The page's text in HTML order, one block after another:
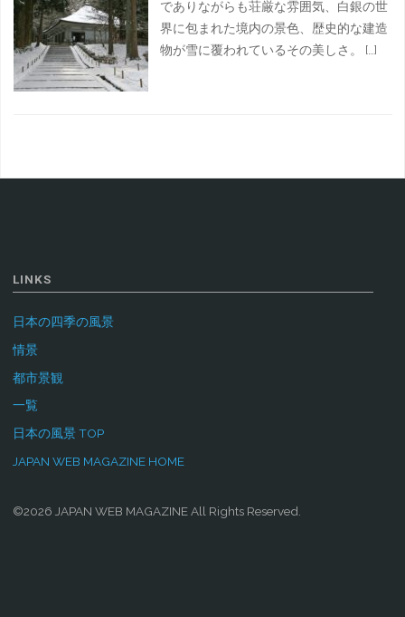
でありながらも荘厳な雰囲気、白銀の世
界に包まれた境内の景色、歴史的な建造
物が雪に覆われているその美しさ。 […]
LINKS
日本の四季の風景
情景
都市景観
一覧
日本の風景 TOP
JAPAN WEB MAGAZINE HOME
©2026 JAPAN WEB MAGAZINE All Rights Reserved.